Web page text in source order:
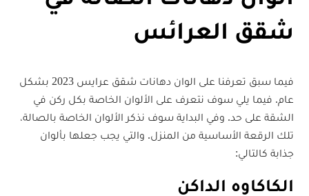
شقق العرائس
فيما سبق تعرفنا على الوان دهانات شقق عرايس 2023 بشكل
عام. فيما يلي سوف نتعرف على الألوان الخاصة بكل ركن في
الشقة على حد. وفي البداية سوف نذكر الألوان الخاصة بالصالة،
تلك الرقعة الأساسية من المنزل. والتي يجب جعلها بألوان
جذابة كالتالي:
الكاكاوه الداكن